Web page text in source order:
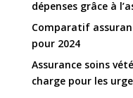
dépenses grâce à
Comparatif
pour 2024
Assurance soins
charge pour les